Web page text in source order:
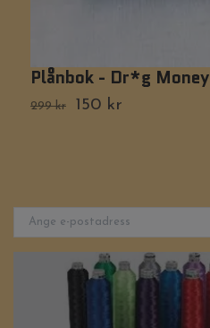
Plånbok - Dr*g Money
299 kr 150 kr